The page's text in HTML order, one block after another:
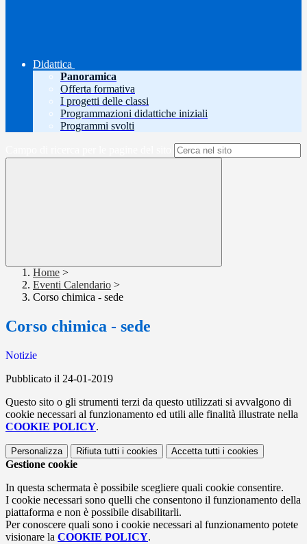
Didattica
Panoramica
Offerta formativa
I progetti delle classi
Programmazioni didattiche iniziali
Programmi svolti
Home >
Eventi Calendario >
Corso chimica - sede
Corso chimica - sede
Notizie
Pubblicato il 24-01-2019
Questo sito o gli strumenti terzi da questo utilizzati si avvalgono di
cookie necessari al funzionamento ed utili alle finalità illustrate nella
COOKIE POLICY.
Personalizza Rifiuta tutti i cookies Accetta tutti i cookies
Gestione cookie
In questa schermata è possibile scegliere quali cookie consentire.
I cookie necessari sono quelli che consentono il funzionamento della
piattaforma e non è possibile disabilitarli.
Per conoscere quali sono i cookie necessari al funzionamento potete
visionare la COOKIE POLICY.